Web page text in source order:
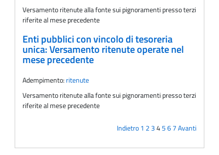
Versamento ritenute alla fonte sui pignoramenti presso terzi
riferite al mese precedente
Enti pubblici con vincolo di tesoreria
unica: Versamento ritenute operate nel
mese precedente
Adempimento: ritenute
Versamento ritenute alla fonte sui pignoramenti presso terzi
riferite al mese precedente
Indietro1 2 34567Avanti